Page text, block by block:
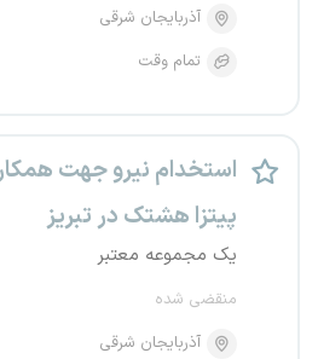
آذربایجان شرقی
تمام وقت
استخدام نیرو جهت
پیتزا هشتک در تبریز
یک مجموعه معتبر
منقضی شده
آذربایجان شرقی